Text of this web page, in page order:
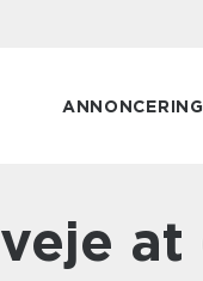
ANNONCERING